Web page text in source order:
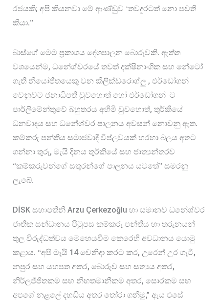
රජයකි; අපි කියනවා මේ ආණ්ඩුව ‘තවදුරටත් නො පවති
කියා.”
බාස්ගේ මෙම ප්‍රකාශය දේශපාලන බොරුවකි. ඇත්ත
වශයෙන්ම, ධනේශ්වරයේ තවත් දක්ෂිනාංශික සහ නේටෝ
ගැති නියෝජිතයෙකු වන කිලික්ඩරොග්ලු , එර්ඩෝගන්
වෙනුවට ජනාධිපති වුවහොත් හෝ එර්ඩෝගන් ට
පාර්ලිමේන්තුවේ බහුතරය අහිමි වුවහොත්, තුර්කියේ
ධනවාදය සහ ධනේශ්වර පාලනය අවසන් නොවනු ඇත.
කම්කරු පන්තිය සමාජවාදී විප්ලවයක් හරහා බලය අතට
ගන්නා තුරු, මැයි දිනය තුර්කියේ සහ ජාත්‍යන්තරව
“කම්කරුවන්ගේ සතුරන්ගේ පාලනය යටතේ” සමරනු
ලැබේ.
DİSK සභාපතිනි Arzu Çerkezoğlu හා සමානව ධනේශ්වර
ජාතික සන්ධානය පිටුපස කම්කරු පන්තිය හා තරුනයන්
තුල විරුද්ධත්වය මෙහෙයවීම කෙරෙහි අවධානය යොමු
කළාය. “අපි මැයි 14 වෙනිදා කරට කර, උරෙන් උර ගැටී
නපුර සහ යහපත අතර, බොරුව සහ සත්‍යය අතර
නිර්ලජ්ජිතකම සහ නිහතමානීකම අතර, සොරකම සහ
අපගේ නළලේ දහඩිය අතර තෝරා ගනිමු,” ඇය එසේ